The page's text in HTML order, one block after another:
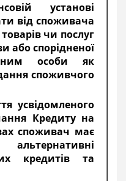
установі
від споживача
чи послуг
або спорідненої
особи як
споживчого
усвідомленого
Кредиту на
споживач має
кредитів та